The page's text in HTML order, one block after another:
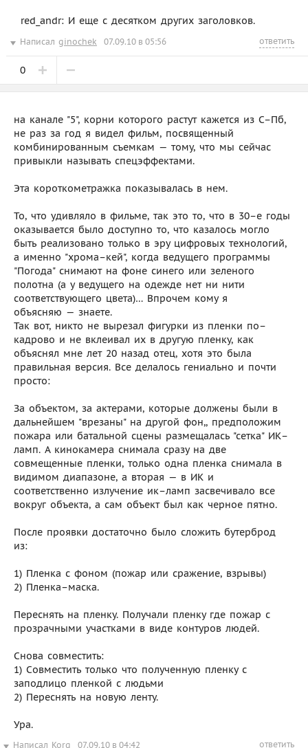
red_andr: И еще с десятком других заголовков.
Написал ginochek 07.09.10 в 05:56 ответить
0
на канале "5", корни которого растут кажется из С–Пб,
не раз за год я видел фильм, посвященный
комбинированным съемкам — тому, что мы сейчас
привыкли называть спецэффектами.
Эта короткометражка показывалась в нем.
То, что удивляло в фильме, так это то, что в 30–е годы
оказывается было доступно то, что казалось могло
быть реализовано только в эру цифровых технологий,
а именно "хрома–кей", когда ведущего программы
"Погода" снимают на фоне синего или зеленого
полотна (а у ведущего на одежде нет ни нити
соответствующего цвета)… Впрочем кому я
объясняю — знаете.
Так вот, никто не вырезал фигурки из пленки по–
кадрово и не вклеивал их в другую пленку, как
объяснял мне лет 20 назад отец, хотя это была
правильная версия. Все делалось гениально и почти
просто:
За объектом, за актерами, которые должены были в
дальнейшем "врезаны" на другой фон,, предположим
пожара или батальной сцены размещалась "сетка" ИК–
ламп. А кинокамера снимала сразу на две
совмещенные пленки, только одна пленка снимала в
видимом диапазоне, а вторая — в ИК и
соответственно излучение ик–ламп засвечивало все
вокруг объекта, а сам объект был как черное пятно.
После проявки достаточно было сложить бутерброд
из:
1) Пленка с фоном (пожар или сражение, взрывы)
2) Пленка–маска.
Переснять на пленку. Получали пленку где пожар с
прозрачными участками в виде контуров людей.
Снова совместить:
1) Совместить только что полученную пленку с
заподлицо пленкой с людьми
2) Переснять на новую ленту.
Ура.
Написал Korg 07.09.10 в 04:42 ответить